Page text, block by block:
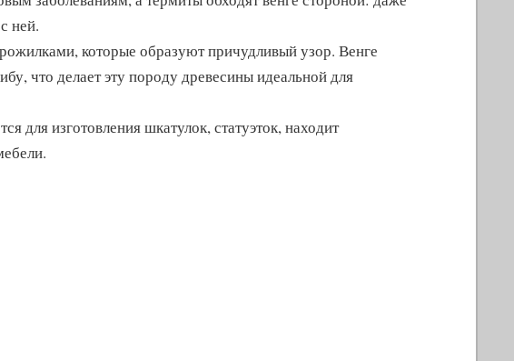
ней.
которые образуют причудливый узор. Венге
что делает эту породу древесины идеальной для
для изготовления шкатулок, статуэток, находит